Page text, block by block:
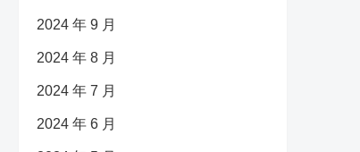
2024 年 9 月
2024 年 8 月
2024 年 7 月
2024 年 6 月